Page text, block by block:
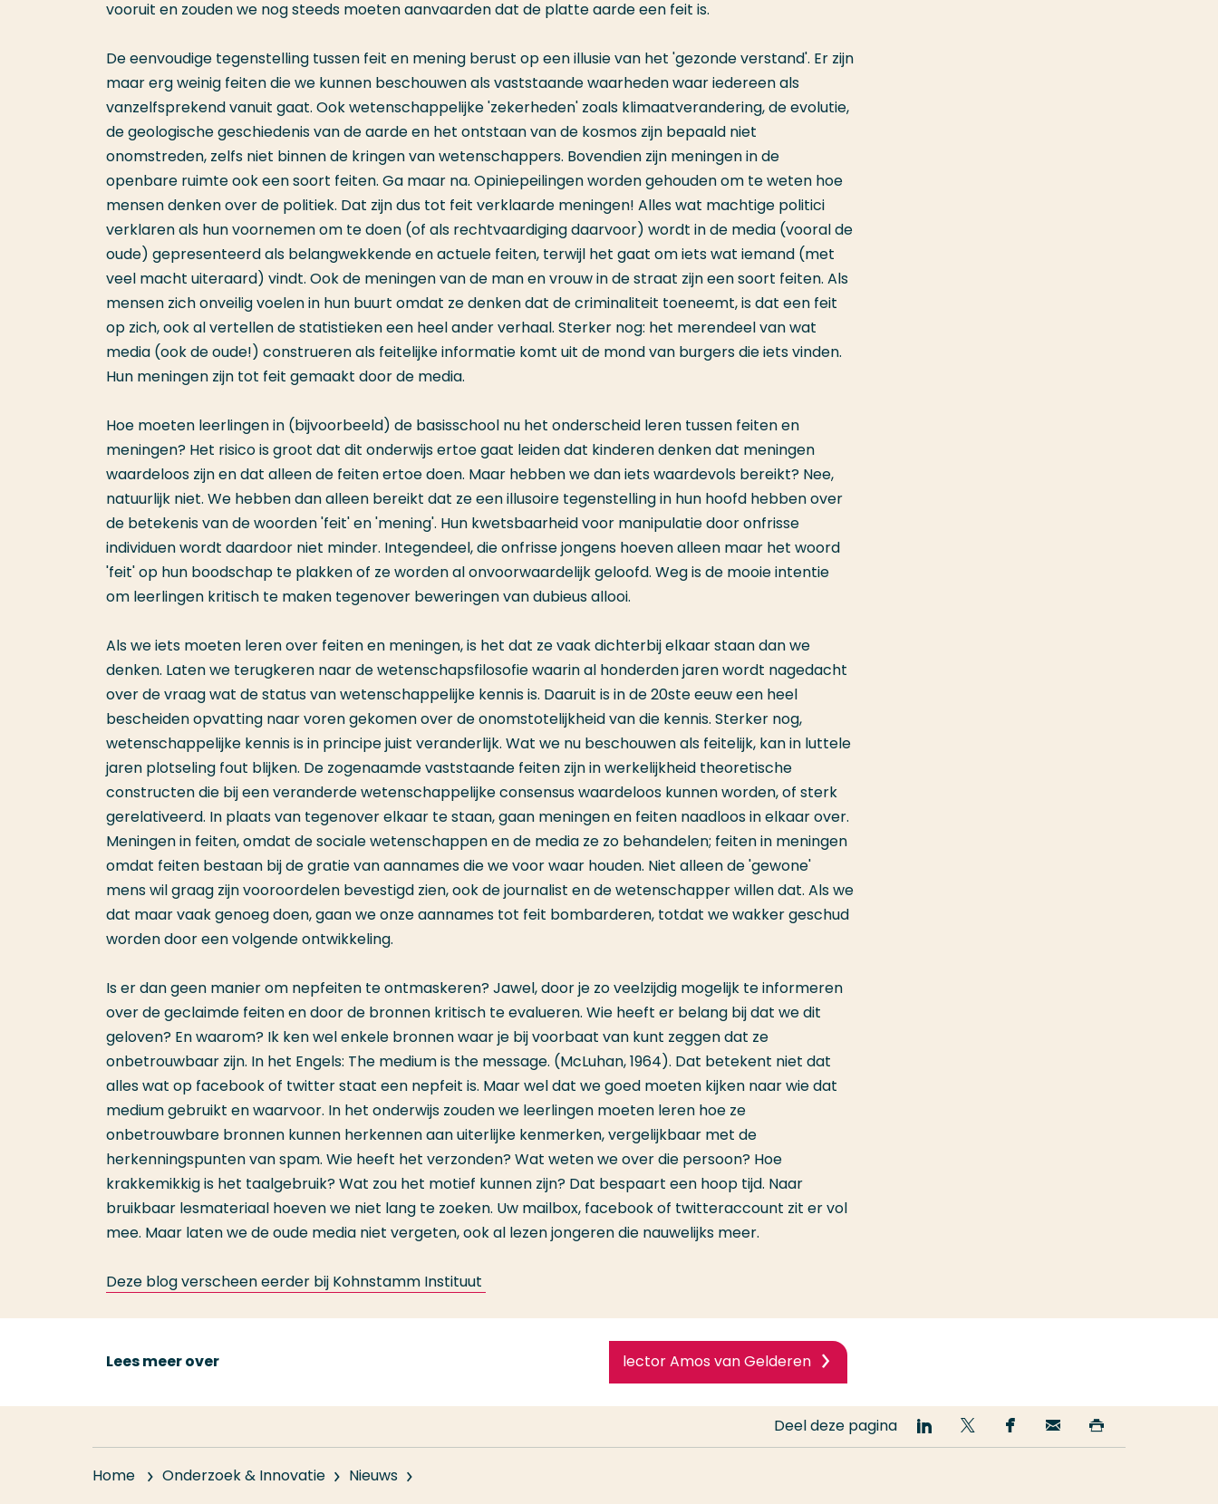
vooruit en zouden we nog steeds moeten aanvaarden dat de platte aarde een feit is.
De eenvoudige tegenstelling tussen feit en mening berust op een illusie van het 'gezonde verstand'. Er zijn
maar erg weinig feiten die we kunnen beschouwen als vaststaande waarheden waar iedereen als
vanzelfsprekend vanuit gaat. Ook wetenschappelijke 'zekerheden' zoals klimaatverandering, de evolutie,
de geologische geschiedenis van de aarde en het ontstaan van de kosmos zijn bepaald niet
onomstreden, zelfs niet binnen de kringen van wetenschappers. Bovendien zijn meningen in de
openbare ruimte ook een soort feiten. Ga maar na. Opiniepeilingen worden gehouden om te weten hoe
mensen denken over de politiek. Dat zijn dus tot feit verklaarde meningen! Alles wat machtige politici
verklaren als hun voornemen om te doen (of als rechtvaardiging daarvoor) wordt in de media (vooral de
oude) gepresenteerd als belangwekkende en actuele feiten, terwijl het gaat om iets wat iemand (met
veel macht uiteraard) vindt. Ook de meningen van de man en vrouw in de straat zijn een soort feiten. Als
mensen zich onveilig voelen in hun buurt omdat ze denken dat de criminaliteit toeneemt, is dat een feit
op zich, ook al vertellen de statistieken een heel ander verhaal. Sterker nog: het merendeel van wat
media (ook de oude!) construeren als feitelijke informatie komt uit de mond van burgers die iets vinden.
Hun meningen zijn tot feit gemaakt door de media.
Hoe moeten leerlingen in (bijvoorbeeld) de basisschool nu het onderscheid leren tussen feiten en
meningen? Het risico is groot dat dit onderwijs ertoe gaat leiden dat kinderen denken dat meningen
waardeloos zijn en dat alleen de feiten ertoe doen. Maar hebben we dan iets waardevols bereikt? Nee,
natuurlijk niet. We hebben dan alleen bereikt dat ze een illusoire tegenstelling in hun hoofd hebben over
de betekenis van de woorden 'feit' en 'mening'. Hun kwetsbaarheid voor manipulatie door onfrisse
individuen wordt daardoor niet minder. Integendeel, die onfrisse jongens hoeven alleen maar het woord
'feit' op hun boodschap te plakken of ze worden al onvoorwaardelijk geloofd. Weg is de mooie intentie
om leerlingen kritisch te maken tegenover beweringen van dubieus allooi.
Als we iets moeten leren over feiten en meningen, is het dat ze vaak dichterbij elkaar staan dan we
denken. Laten we terugkeren naar de wetenschapsfilosofie waarin al honderden jaren wordt nagedacht
over de vraag wat de status van wetenschappelijke kennis is. Daaruit is in de 20ste eeuw een heel
bescheiden opvatting naar voren gekomen over de onomstotelijkheid van die kennis. Sterker nog,
wetenschappelijke kennis is in principe juist veranderlijk. Wat we nu beschouwen als feitelijk, kan in luttele
jaren plotseling fout blijken. De zogenaamde vaststaande feiten zijn in werkelijkheid theoretische
constructen die bij een veranderde wetenschappelijke consensus waardeloos kunnen worden, of sterk
gerelativeerd. In plaats van tegenover elkaar te staan, gaan meningen en feiten naadloos in elkaar over.
Meningen in feiten, omdat de sociale wetenschappen en de media ze zo behandelen; feiten in meningen
omdat feiten bestaan bij de gratie van aannames die we voor waar houden. Niet alleen de 'gewone'
mens wil graag zijn vooroordelen bevestigd zien, ook de journalist en de wetenschapper willen dat. Als we
dat maar vaak genoeg doen, gaan we onze aannames tot feit bombarderen, totdat we wakker geschud
worden door een volgende ontwikkeling.
Is er dan geen manier om nepfeiten te ontmaskeren? Jawel, door je zo veelzijdig mogelijk te informeren
over de geclaimde feiten en door de bronnen kritisch te evalueren. Wie heeft er belang bij dat we dit
geloven? En waarom? Ik ken wel enkele bronnen waar je bij voorbaat van kunt zeggen dat ze
onbetrouwbaar zijn. In het Engels: The medium is the message. (McLuhan, 1964). Dat betekent niet dat
alles wat op facebook of twitter staat een nepfeit is. Maar wel dat we goed moeten kijken naar wie dat
medium gebruikt en waarvoor. In het onderwijs zouden we leerlingen moeten leren hoe ze
onbetrouwbare bronnen kunnen herkennen aan uiterlijke kenmerken, vergelijkbaar met de
herkenningspunten van spam. Wie heeft het verzonden? Wat weten we over die persoon? Hoe
krakkemikkig is het taalgebruik? Wat zou het motief kunnen zijn? Dat bespaart een hoop tijd. Naar
bruikbaar lesmateriaal hoeven we niet lang te zoeken. Uw mailbox, facebook of twitteraccount zit er vol
mee. Maar laten we de oude media niet vergeten, ook al lezen jongeren die nauwelijks meer.
Deze blog verscheen eerder bij Kohnstamm Instituut
Lees meer over lector Amos van Gelderen
Home Onderzoek & Innovatie Nieuws
Deel deze pagina
Deel
op
Deel
op
Deel
op
Email
deze deze